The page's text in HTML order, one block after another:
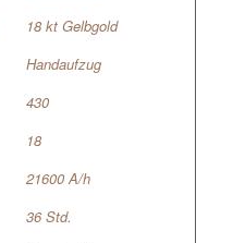
18 kt Gelbgold
Handaufzug
430
18
21600 A/h
36 Std.